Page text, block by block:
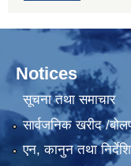
Notices
सूचना तथा समाचार
सार्वजनिक खरीद /
एन, कानुन तथा